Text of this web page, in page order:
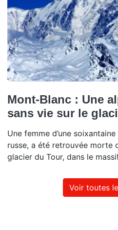
Mont-Blanc : Une
sans vie sur le
Une femme d’une
russe, a été retrouvée morte
glacier du Tour, dans le
Voir toutes